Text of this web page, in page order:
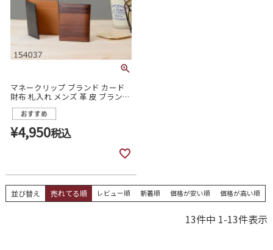
マネークリップ ブランド カード
財布 札入れ メンズ 革 皮 ブランド
本革 薄型 木目 小銭入れなし スリ
ム リューズワン 154037
¥4,950税込
並び替え 売れてる順 レビュー順 新着順 価格が安い順 価格が高い順
13件中 1-13件表示